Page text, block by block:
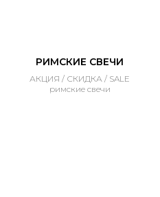
РИМСКИЕ СВЕЧИ
АКЦИЯ / СКИДКА / SALE
римские свечи